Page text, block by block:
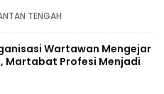
TENGAH
Wartawan Mengejar
Martabat Profesi Menjadi